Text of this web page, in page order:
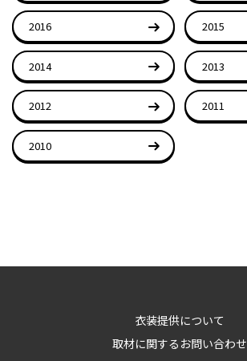
2016 2015
2014 2013
2012 2011
2010
衣装提供について
取材に関するお問い合わせ